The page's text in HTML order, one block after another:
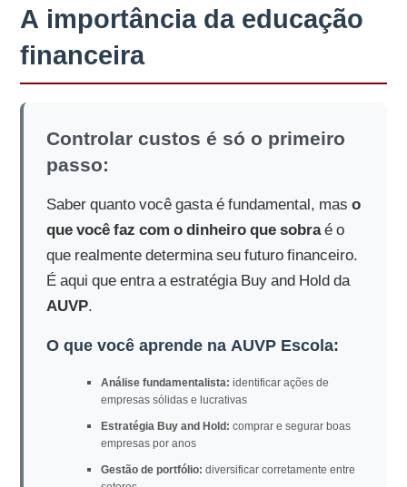
A importância da educação
financeira
Controlar custos é só o primeiro
passo:
Saber quanto você gasta é fundamental, maso
que você faz com o dinheiro que sobraé o
que realmente determina seu futuro financeiro.
É aqui que entra a estratégia Buy and Hold da
AUVP.
O que você aprende na AUVP Escola:
Análise fundamentalista: identificar ações de
empresas sólidas e lucrativas
Estratégia Buy and Hold: comprar e segurar boas
empresas por anos
Gestão de portfólio: diversificar corretamente entre